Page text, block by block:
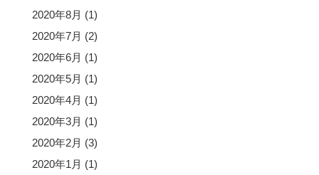
2020年8月 (1)
2020年7月 (2)
2020年6月 (1)
2020年5月 (1)
2020年4月 (1)
2020年3月 (1)
2020年2月 (3)
2020年1月 (1)